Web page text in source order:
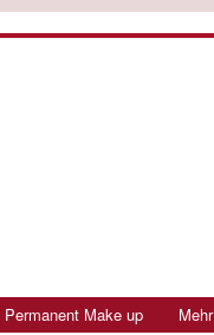
Permanent Make up Mehr